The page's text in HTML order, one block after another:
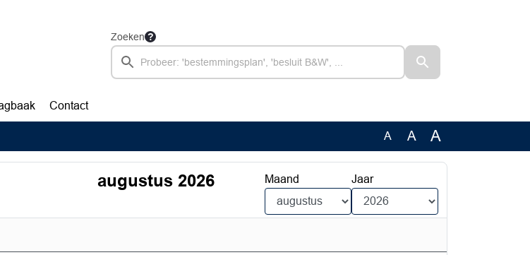
Zoeken
Contact
A A A
augustus 2026 Maand Jaar